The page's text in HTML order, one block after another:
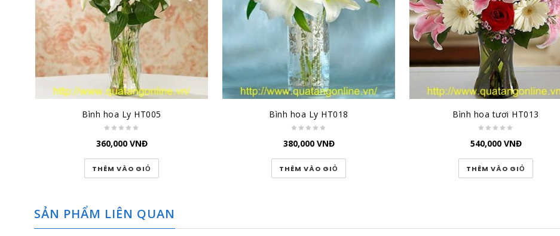
Bình hoa Ly HT005
360,000 VNĐ
THÊM VÀO GIỎ
Bình hoa Ly HT018
380,000 VNĐ
THÊM VÀO GIỎ
Bình hoa tươi HT013
540,000 VNĐ
THÊM VÀO GIỎ
SẢN PHẨM LIÊN QUAN